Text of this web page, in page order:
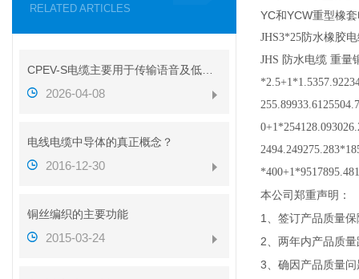
RELATED ARTICLES
2026-04-08
电线电缆中导体的真正概念？
2016-12-30
铜丝编织的主要功能
2015-03-24
YC和YCW重型橡
JHS3*25防水橡胶
JHS 防水电缆 重量
本公司郑重声明：
1 、签订产品质量
2、两年内产品质
3 、确因产品质量